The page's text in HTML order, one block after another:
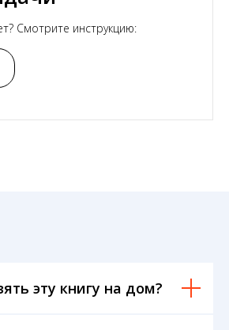
Смотрите инструкцию:
эту книгу на дом?